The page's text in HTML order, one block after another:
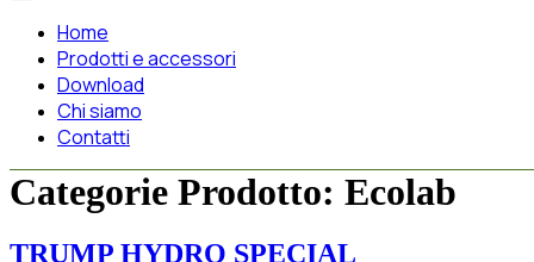
Home
Prodotti e accessori
Download
Chi siamo
Contatti
Categorie Prodotto: Ecolab
TRUMP HYDRO SPECIAL